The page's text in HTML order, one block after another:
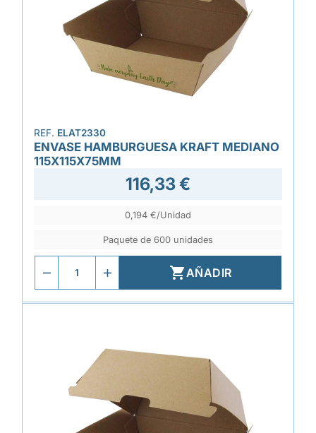
REF. ELAT2330
ENVASE HAMBURGUESA KRAFT MEDIANO
115X115X75MM
116,33 €
0,194 €/Unidad
Paquete de 600 unidades
AÑADIR